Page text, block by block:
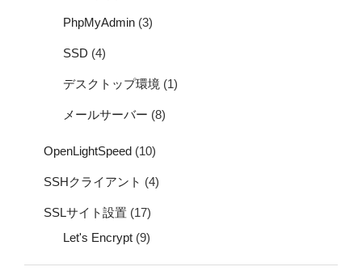
PhpMyAdmin (3)
SSD (4)
デスクトップ環境 (1)
メールサーバー (8)
OpenLightSpeed (10)
SSHクライアント (4)
SSLサイト設置 (17)
Let's Encrypt (9)